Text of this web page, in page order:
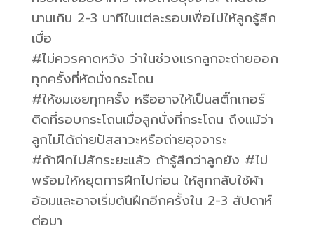
นานเกิน 2-3 นาทีในแต่ละรอบเพื่อไม่ให้ลูกรู้สึก
เบื่อ
#ไม่ควรคาดหวัง ว่าในช่วงแรกลูกจะถ่ายออก
ทุกครั้งที่หัดนั่งกระโถน
#ให้ชมเชยทุกครั้ง หรืออาจให้เป็นสติ๊กเกอร์
ติดที่รอบกระโถนเมื่อลูกนั่งที่กระโถน ถึงแม้ว่า
ลูกไม่ได้ถ่ายปัสสาวะหรือถ่ายอุจจาระ
#ถ้าฝึกไปสักระยะแล้ว ถ้ารู้สึกว่าลูกยัง #ไม่
พร้อมให้หยุดการฝึกไปก่อน ให้ลูกกลับใช้ผ้า
อ้อมและอาจเริ่มต้นฝึกอีกครั้งใน 2-3 สัปดาห์
ต่อมา